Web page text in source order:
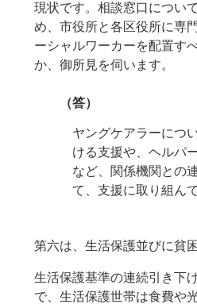
現状です。相談窓口につい
め、市役所と各区役所に専
ーシャルワーカーを配置す
か、御所見を伺います。
（答）
ヤングケアラーにつ
ける支援や、ヘルパ
など、関係機関との
て、支援に取り組ん
第六は、生活保護並びに貧
生活保護基準の連続引き下
で、生活保護世帯は食費や